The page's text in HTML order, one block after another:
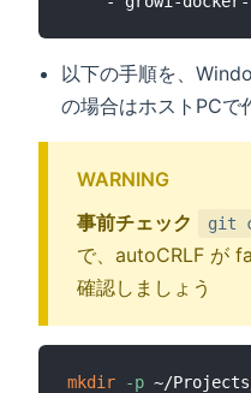
以下の手順を、
の場合はホストPCで
WARNING
事前チェック
git
で、autoCRLF が
確認しましょう
mkdir -p